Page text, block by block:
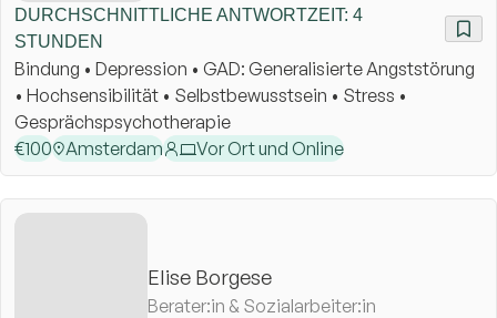
DURCHSCHNITTLICHE ANTWORTZEIT: 4
STUNDEN
Bindung • Depression • GAD: Generalisierte Angststörung
• Hochsensibilität • Selbstbewusstsein • Stress •
Gesprächspsychotherapie
€100 Amsterdam Vor Ort und Online
Elise Borgese
Berater:in & Sozialarbeiter:in